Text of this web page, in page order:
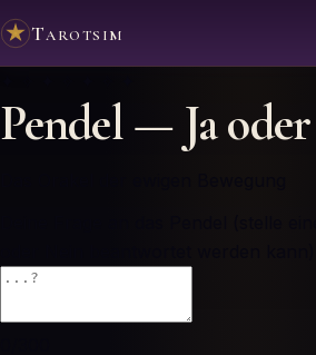
Tarotsim
Pendel — Ja